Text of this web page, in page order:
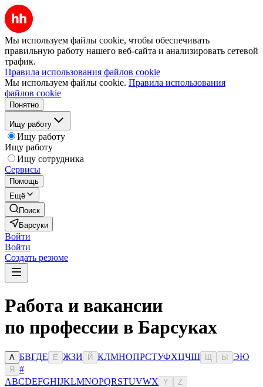
Мы используем файлы cookie, чтобы обеспечивать
правильную работу нашего веб-сайта и анализировать сетевой
трафик.
Правила использования файлов cookie
Мы используем файлы cookie. Правила использования
файлов cookie
Понятно
Ищу работу
Ищу работу
Ищу работу
Ищу сотрудника
Сервисы
Помощь
Ещё
Поиск
Барсуки
Войти
Войти
Создать резюме
Работа и вакансии
по профессии в Барсуках
А БВГДЕ Ё ЖЗИ Й КЛМНОПРСТУФХЦЧШ Ы ЭЮ
Я
#
ABCDEFGHIJKLMNOPQRSTUVWX Y Z